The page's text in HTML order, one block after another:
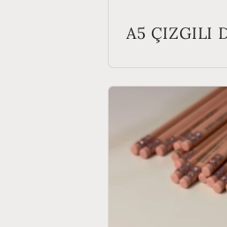
A5 ÇIZGILI